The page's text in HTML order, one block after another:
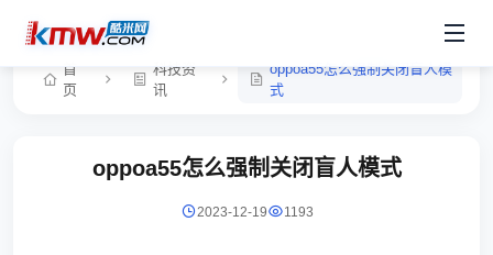
首
页
科技资
讯
oppoa55怎么强制关闭盲人模
式
oppoa55怎么强制关闭盲人模式
2023-12-19 1193